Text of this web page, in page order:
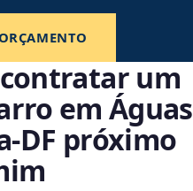
um
em Águas
próximo